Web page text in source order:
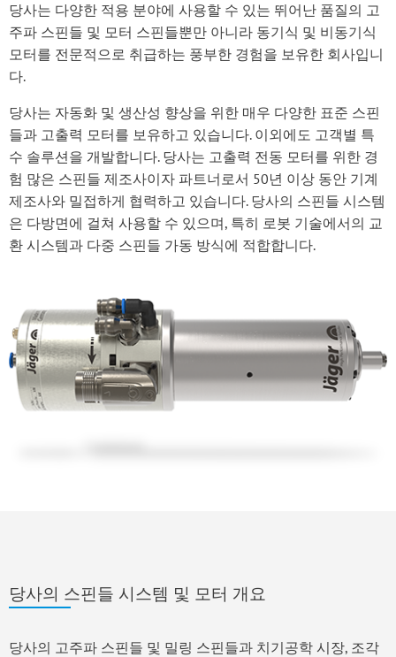
당사는 다양한 적용 분야에 사용할 수 있는 뛰어난 품질의 고
주파 스핀들 및 모터 스핀들뿐만 아니라 동기식 및 비동기식
모터를 전문적으로 취급하는 풍부한 경험을 보유한 회사입니
다.
당사는 자동화 및 생산성 향상을 위한 매우 다양한 표준 스핀
들과 고출력 모터를 보유하고 있습니다. 이외에도 고객별 특
수 솔루션을 개발합니다. 당사는 고출력 전동 모터를 위한 경
험 많은 스핀들 제조사이자 파트너로서 50년 이상 동안 기계
제조사와 밀접하게 협력하고 있습니다. 당사의 스핀들 시스템
은 다방면에 걸쳐 사용할 수 있으며, 특히 로봇 기술에서의 교
환 시스템과 다중 스핀들 가동 방식에 적합합니다.
당사의 스핀들 시스템 및 모터 개요
당사의 고주파 스핀들 및 밀링 스핀들과 치기공학 시장, 조각